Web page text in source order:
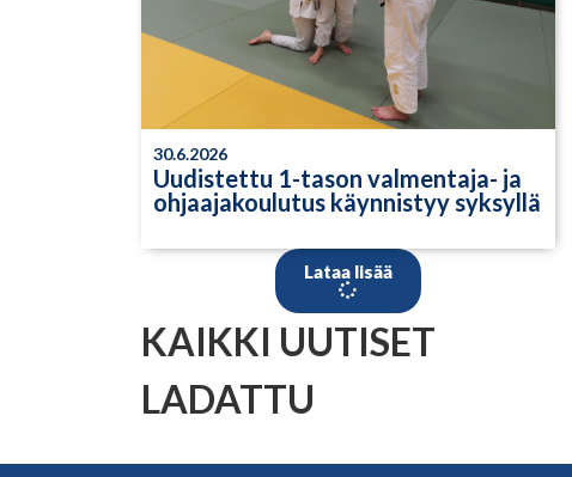
30.6.2026
Uudistettu 1-tason valmentaja- ja
ohjaajakoulutus käynnistyy syksyllä
Lataa lisää
KAIKKI UUTISET
LADATTU